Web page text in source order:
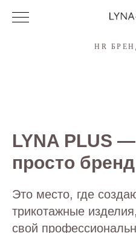
HR
LYNA PLUS
просто
Это место, где
трикотажные
свой